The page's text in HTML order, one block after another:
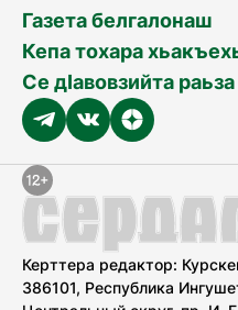
Газета белгалонаш
Кепа тохара
Се дӀавовзийта раьза
Керттера редактор:
386101, Республика